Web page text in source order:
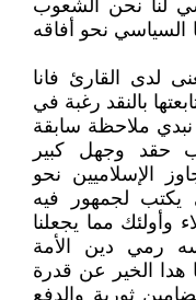
لنا نحن الشعوب
السياسي نحو أفاقه
لدى القارئ فانا
بالنقد رغبة في
نبدي ملاحظة سابقة
حقد وجهل كبير
الإسلاميين نحو
يكتب لجمهور فيه
وأولئك مما يجعلنا
رمي دين الأمة
هدا الخير عن قدرة
ثورية والدفع